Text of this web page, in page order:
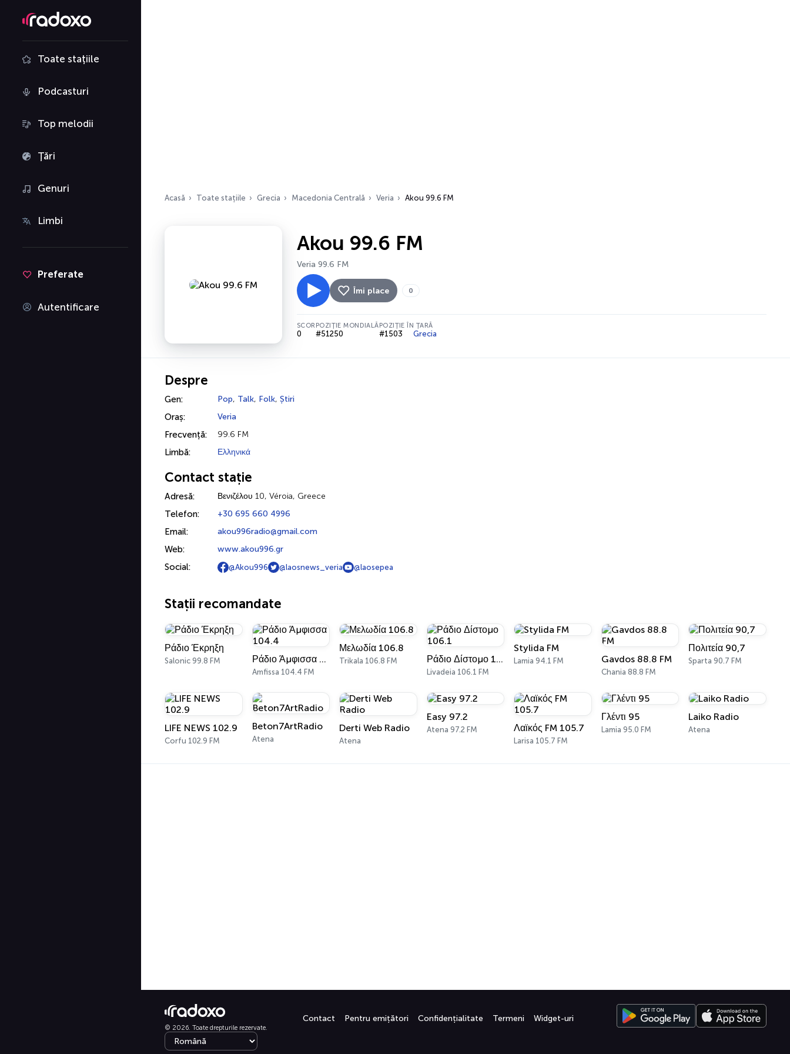
Toate stațiile
Podcasturi
Top melodii
Țări
Genuri
Limbi
Preferate
Autentificare
Acasă Toate stațiile Grecia Macedonia Centrală Veria Akou 99.6 FM
Akou 99.6 FM
Veria 99.6 FM
Îmi place 0
SCOR
0
POZIȚIE MONDIALĂ
#51250
POZIȚIE ÎN ȚARĂ
#1503 Grecia
Despre
Gen: Pop, Talk, Folk, Știri
Oraș: Veria
Frecvență: 99.6 FM
Limbă: Ελληνικά
Contact stație
Adresă: Βενιζέλου 10, Véroia, Greece
Telefon: +30 695 660 4996
Email: akou996radio@gmail.com
Web: www.akou996.gr
Social: @Akou996 @laosnews_veria @laosepea
Stații recomandate
Ράδιο Έκρηξη
Salonic 99.8 FM Ράδιο Άμφισσα 104.4
Amfissa 104.4 FM
Μελωδία 106.8
Trikala 106.8 FM Ράδιο Δίστομο 106.1
Livadeia 106.1 FM
Stylida FM
Lamia 94.1 FM Gavdos 88.8 FM
Chania 88.8 FM
Πολιτεία 90,7
Sparta 90.7 FM
LIFE NEWS 102.9
Corfu 102.9 FM
Beton7ArtRadio
Atena
Derti Web Radio
Atena
Easy 97.2
Atena 97.2 FM Λαϊκός FM 105.7
Larisa 105.7 FM
Γλέντι 95
Lamia 95.0 FM
Laiko Radio
Atena
© 2026. Toate drepturile rezervate.
Contact Pentru emițători Confidențialitate Termeni Widget-uri
Select language